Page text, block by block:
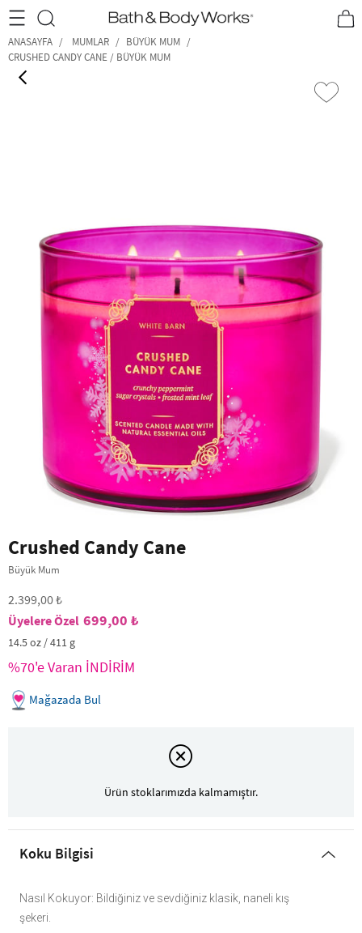
•2200₺ ve Üzeri Kargo Ücretsiz!• *Promosyon Detayları
ANASAYFA MUMLAR
BÜYÜK MUM
CRUSHED CANDY CANE / BÜYÜK MUM
‹ ›
Crushed Candy Cane
Büyük Mum
2.399,00 ₺
699,00 ₺
14.5 oz / 411 g
%70'e Varan İNDİRİM
Mağazada Bul
Ürün stoklarımızda kalmamıştır.
Koku Bilgisi
Nasıl Kokuyor: Bildiğiniz ve sevdiğiniz klasik, naneli kış
şekeri.